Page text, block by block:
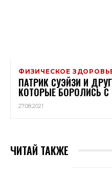
ФИЗИЧЕСКОЕ
ПАТРИК СУЭЙЗИ И
КОТОРЫЕ БОРОЛИСЬ
27.08.2021
ЧИТАЙ ТАКЖЕ